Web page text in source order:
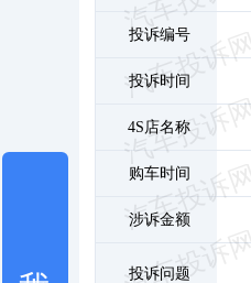
投诉编号
投诉时间
4S店名称
购车时间
涉诉金额
投诉问题